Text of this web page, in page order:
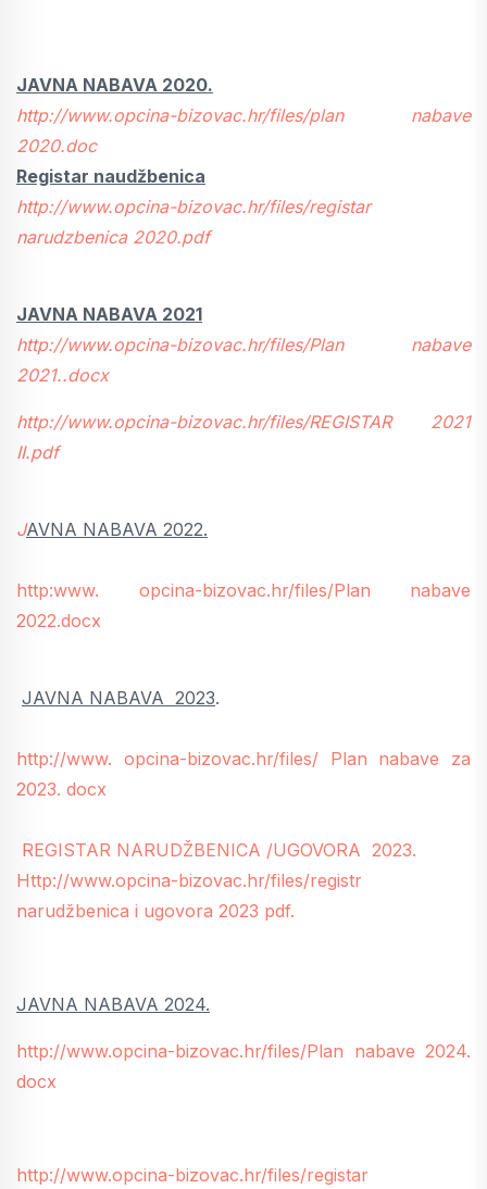
JAVNA NABAVA 2020.
http://www.opcina-bizovac.hr/files/plan nabave
2020.doc
Registar naudžbenica
http://www.opcina-bizovac.hr/files/registar
narudzbenica 2020.pdf
JAVNA NABAVA 2021
http://www.opcina-bizovac.hr/files/Plan nabave
2021..docx
http://www.opcina-bizovac.hr/files/REGISTAR 2021
II.pdf
JAVNA NABAVA 2022.
http:www. opcina-bizovac.hr/files/Plan nabave
2022.docx
JAVNA NABAVA 2023.
http://www. opcina-bizovac.hr/files/ Plan nabave za
2023. docx
REGISTAR NARUDŽBENICA /UGOVORA 2023.
Http://www.opcina-bizovac.hr/files/registr
narudžbenica i ugovora 2023 pdf.
JAVNA NABAVA 2024.
http://www.opcina-bizovac.hr/files/Plan nabave 2024.
docx
http://www.opcina-bizovac.hr/files/registar